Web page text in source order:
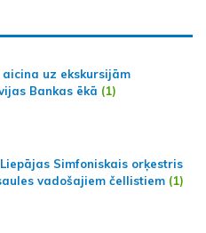
uz ekskursijām
Bankas ēkā (1)
Simfoniskais orķestris
vadošajiem čellistiem (1)